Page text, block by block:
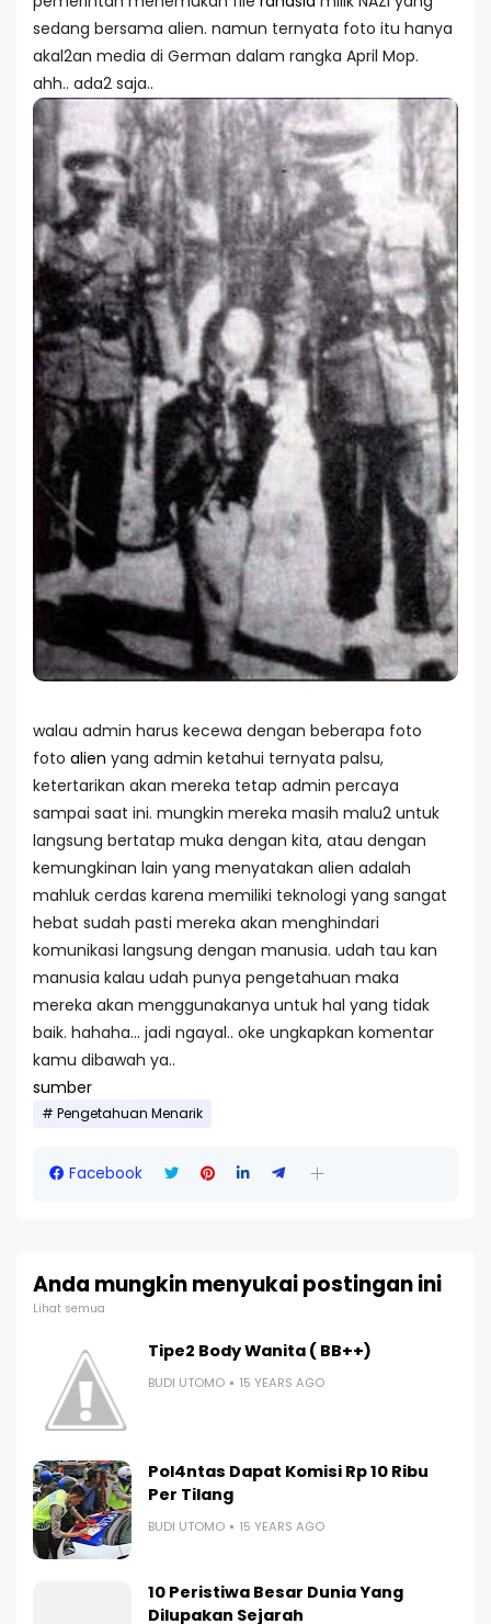
sedang bersama alien. namun ternyata foto itu hanya
akal2an media di German dalam rangka April Mop.
ahh.. ada2 saja..
walau admin harus kecewa dengan beberapa foto
foto alien yang admin ketahui ternyata palsu,
ketertarikan akan mereka tetap admin percaya
sampai saat ini. mungkin mereka masih malu2 untuk
langsung bertatap muka dengan kita, atau dengan
kemungkinan lain yang menyatakan alien adalah
mahluk cerdas karena memiliki teknologi yang sangat
hebat sudah pasti mereka akan menghindari
komunikasi langsung dengan manusia. udah tau kan
manusia kalau udah punya pengetahuan maka
mereka akan menggunakanya untuk hal yang tidak
baik. hahaha... jadi ngayal.. oke ungkapkan komentar
kamu dibawah ya..
sumber
Pengetahuan Menarik
Facebook
Anda mungkin menyukai postingan ini
Lihat semua
Tipe2 Body Wanita ( BB++)
BUDI UTOMO 15 YEARS AGO
Pol4ntas Dapat Komisi Rp 10 Ribu
Per Tilang
BUDI UTOMO 15 YEARS AGO
10 Peristiwa Besar Dunia Yang
Dilupakan Sejarah